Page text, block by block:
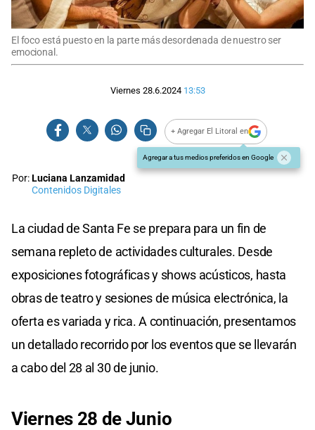
El foco está puesto en la parte más desordenada de nuestro ser
emocional.
Viernes 28.6.2024 13:53
+ Agregar El Litoral en
Agregar a tus medios preferidos en Google
Por:Luciana Lanzamidad
Contenidos Digitales
La ciudad de Santa Fe se prepara para un fin de
semana repleto de actividades culturales. Desde
exposiciones fotográficas y shows acústicos, hasta
obras de teatro y sesiones de música electrónica, la
oferta es variada y rica. A continuación, presentamos
un detallado recorrido por los eventos que se llevarán
a cabo del 28 al 30 de junio.
Viernes 28 de Junio